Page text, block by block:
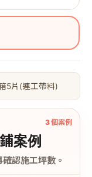
5片(連工帶料)
3 個案例
案例
認施工坪數。